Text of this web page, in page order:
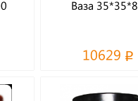
Ваза
10629